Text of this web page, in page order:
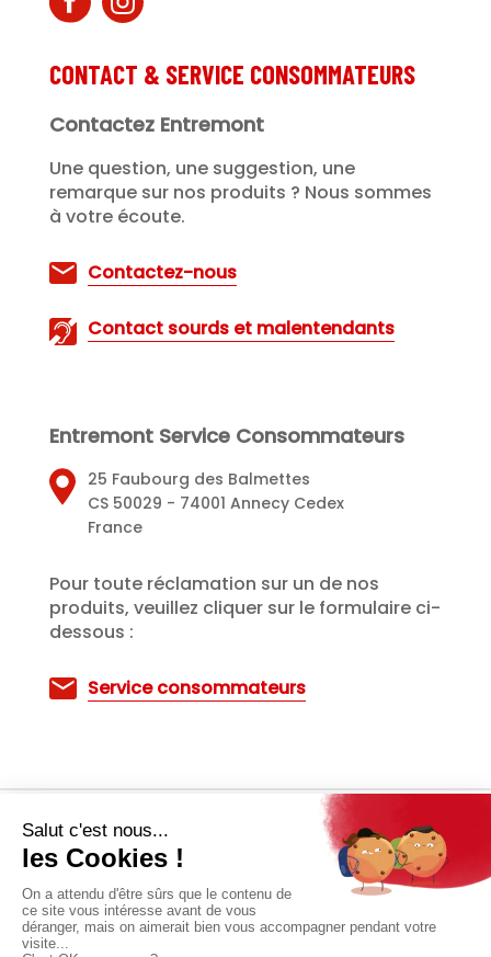
CONTACT & SERVICE CONSOMMATEURS
Contactez Entremont
Une question, une suggestion, une
remarque sur nos produits ? Nous sommes
à votre écoute.
Contactez-nous
Contact sourds et malentendants
Entremont Service Consommateurs
25 Faubourg des Balmettes
CS 50029 - 74001 Annecy Cedex
France
Pour toute réclamation sur un de nos
produits, veuillez cliquer sur le formulaire ci-
dessous :
Service consommateurs
Mentions Légales
Gestion des cookies & Données Personnelles
Crédits